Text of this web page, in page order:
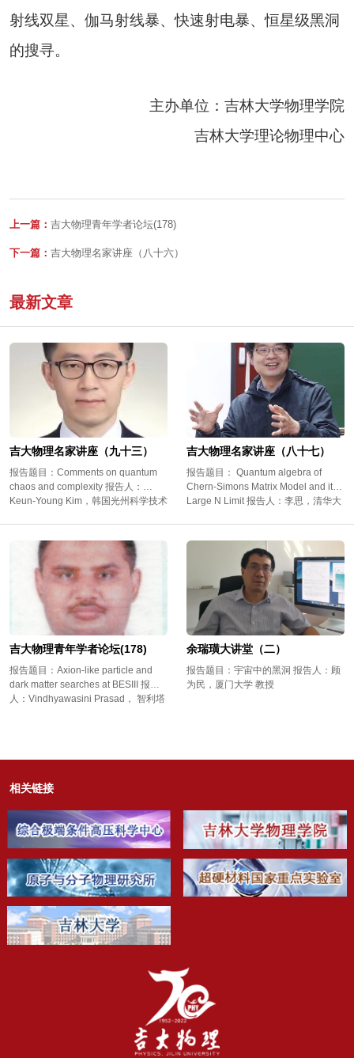
射线双星、伽马射线暴、快速射电暴、恒星级黑洞
的搜寻。
主办单位： 吉林大学物理学院
吉林大学理论物理中心
上一篇： 吉大物理青年学者论坛(178)
下一篇： 吉大物理名家讲座（八十六）
最新文章
吉大物理名家讲座（九十三）
报告题目：Comments on quantum
chaos and complexity 报告人：
Keun-Young Kim，韩国光州科学技术
吉大物理名家讲座（八十七）
报告题目： Quantum algebra of
Chern-Simons Matrix Model and its
Large N Limit 报告人：李思，清华大
吉大物理青年学者论坛(178)
报告题目：Axion-like particle and
dark matter searches at BESIII 报告
人：Vindhyawasini Prasad， 智利塔
余瑞璜大讲堂（二）
报告题目：宇宙中的黑洞 报告人：顾
为民，厦门大学 教授
相关链接